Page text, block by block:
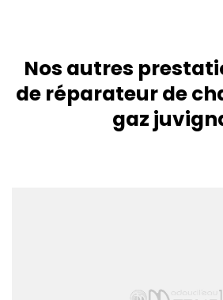
Nos autres
de réparateur de
gaz